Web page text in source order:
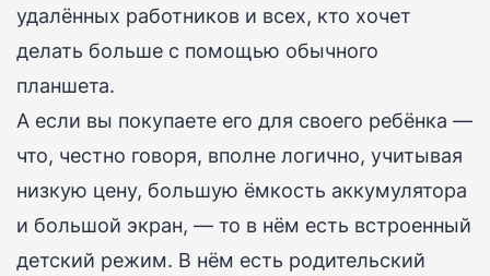
удалённых работников и всех, кто хочет
делать больше с помощью обычного
планшета.
А если вы покупаете его для своего ребёнка —
что, честно говоря, вполне логично, учитывая
низкую цену, большую ёмкость аккумулятора
и большой экран, — то в нём есть встроенный
детский режим. В нём есть родительский